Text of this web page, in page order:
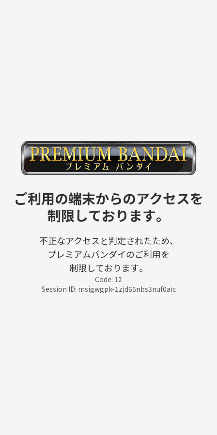
ご利用の端末からのアクセスを
制限しております。
不正なアクセスと判定されたため、
プレミアムバンダイのご利用を
制限しております。
Code: 12
Session ID: msigwgpk-1zjd65nbs3nuf0aic